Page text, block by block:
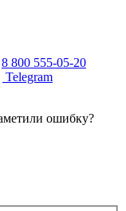
8 800 555-05-20
Telegram
ошибку?